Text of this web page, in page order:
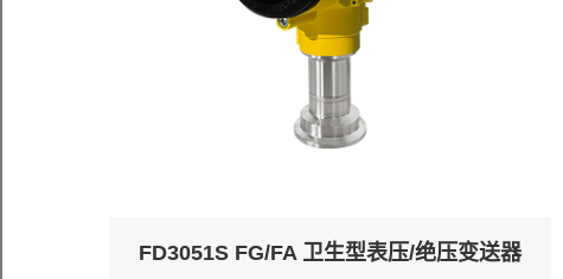
FD3051S FG/FA 卫生型表压/绝压变送器